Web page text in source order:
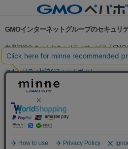
GMOインターネットグループのセキュリ
世界初総合ネットセキュリティサービス「GMO
パスワード漏洩診断
Webサイトリスク診断
セキュリティ相談AIチャットボット
実在証明・盗聴対策
サイバー攻撃対策（GMO Flatt Security）
セキュリティ事業の軌跡